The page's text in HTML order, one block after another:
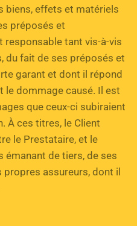
biens, effets et matériels
préposés et
responsable tant vis-à-vis
du fait de ses préposés et
garant et dont il répond
le dommage causé. Il est
que ceux-ci subiraient
À ces titres, le Client
le Prestataire, et le
de tiers, de ses
assureurs, dont il